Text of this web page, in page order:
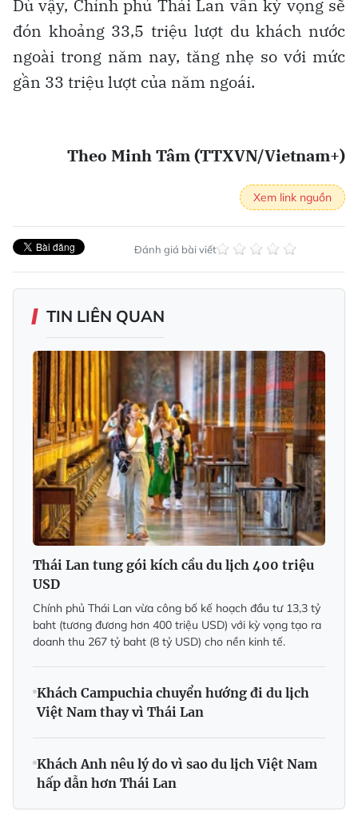
Dù vậy, Chính phủ Thái Lan vẫn kỳ vọng sẽ
đón khoảng 33,5 triệu lượt du khách nước
ngoài trong năm nay, tăng nhẹ so với mức
gần 33 triệu lượt của năm ngoái.
Theo Minh Tâm (TTXVN/Vietnam+)
Xem link nguồn
Đánh giá bài viết
TIN LIÊN QUAN
Thái Lan tung gói kích cầu du lịch 400 triệu
USD
Chính phủ Thái Lan vừa công bố kế hoạch đầu tư 13,3 tỷ
baht (tương đương hơn 400 triệu USD) với kỳ vọng tạo ra
doanh thu 267 tỷ baht (8 tỷ USD) cho nền kinh tế.
Khách Campuchia chuyển hướng đi du lịch
Việt Nam thay vì Thái Lan
Khách Anh nêu lý do vì sao du lịch Việt Nam
hấp dẫn hơn Thái Lan